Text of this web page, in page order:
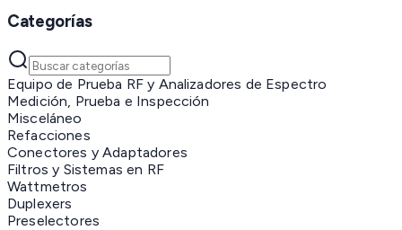
Categorías
Equipo de Prueba RF y Analizadores de Espectro
Medición, Prueba e Inspección
Misceláneo
Refacciones
Conectores y Adaptadores
Filtros y Sistemas en RF
Wattmetros
Duplexers
Preselectores